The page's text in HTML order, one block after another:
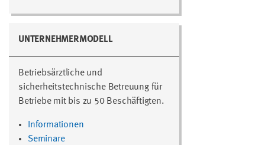
UNTERNEHMERMODELL
Betriebsärztliche und
sicherheitstechnische Betreuung für
Betriebe mit bis zu 50 Beschäftigten.
Informationen
Seminare